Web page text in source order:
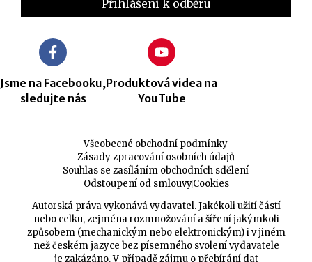
Jsme na Facebooku,
sledujte nás
Produktová videa na
YouTube
Všeobecné obchodní podmínky
Zásady zpracování osobních údajů
Souhlas se zasíláním obchodních sdělení
Odstoupení od smlouvyCookies
Autorská práva vykonává vydavatel. Jakékoli užití částí
nebo celku, zejména rozmnožování a šíření jakýmkoli
způsobem (mechanickým nebo elektronickým) i v jiném
než českém jazyce bez písemného svolení vydavatele
je zakázáno. V případě zájmu o přebírání dat